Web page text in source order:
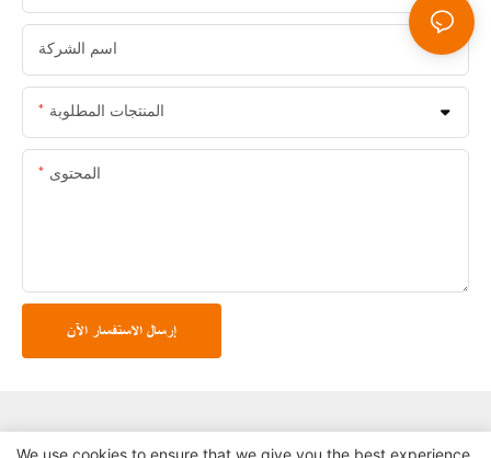
اسم الشركة
المنتجات المطلوبة
المحتوى
إرسال الاستفسار الآن
We use cookies to ensure that we give you the best experience